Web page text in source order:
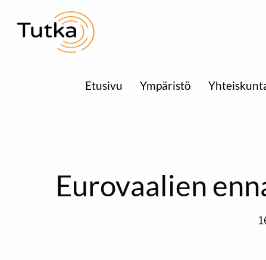
Etusivu Ympäristö
Eurovaalien